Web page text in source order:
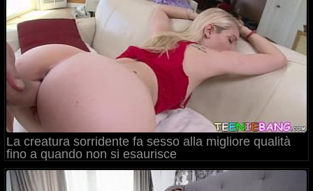
La creatura sorridente fa sesso alla migliore qualità
fino a quando non si esaurisce